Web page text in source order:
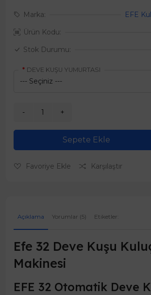
Marka:
EFE
Ürün Kodu:
Stok Durumu:
DEVE KUŞU YUMURTASI
Sepete Ekle
Favoriye Ekle Karşılaştır
Açıklama Yorumlar (5) Etiketler:
Efe 32 Deve Kuşu
Makinesi
EFE 32 Otomatik Deve